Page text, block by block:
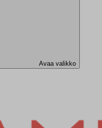
Avaa valikko